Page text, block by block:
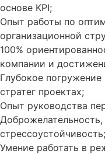
основе KPI;
Опыт работы по
организационной
100%
компании и
Глубокое
стратег проектах;
Опыт руководства
стрессоустойчивость;
Умение работать в